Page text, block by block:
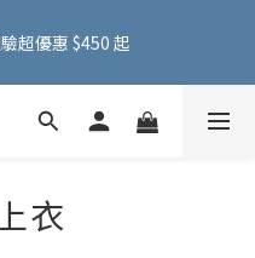
超優惠 $450 起
！加入會員贈 100 元購物金
衣